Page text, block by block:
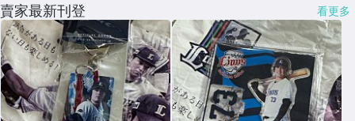
賣家最新刊登 看更多